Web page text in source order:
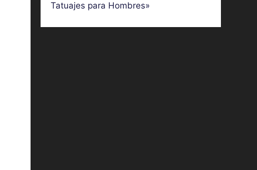
Tatuajes para Hombres»